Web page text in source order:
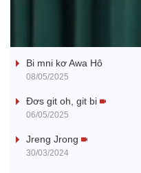
Bi mni kơ Awa Hô
08/05/2025
Đơs git oh, git bi
06/05/2025
Jreng Jrong
30/03/2024